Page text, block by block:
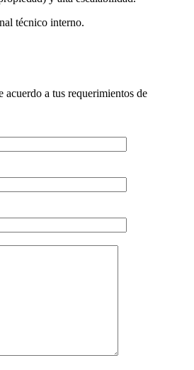
técnico interno.
acuerdo a tus requerimientos de